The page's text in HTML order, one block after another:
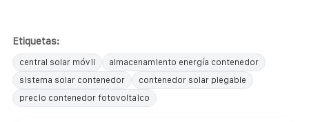
Etiquetas:
central solar móvil
almacenamiento energía contenedor
sistema solar contenedor
contenedor solar plegable
precio contenedor fotovoltaico